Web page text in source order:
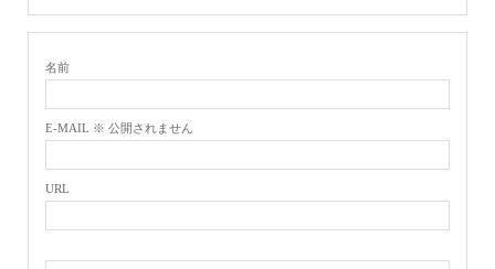
名前
E-MAIL ※ 公開されません
URL